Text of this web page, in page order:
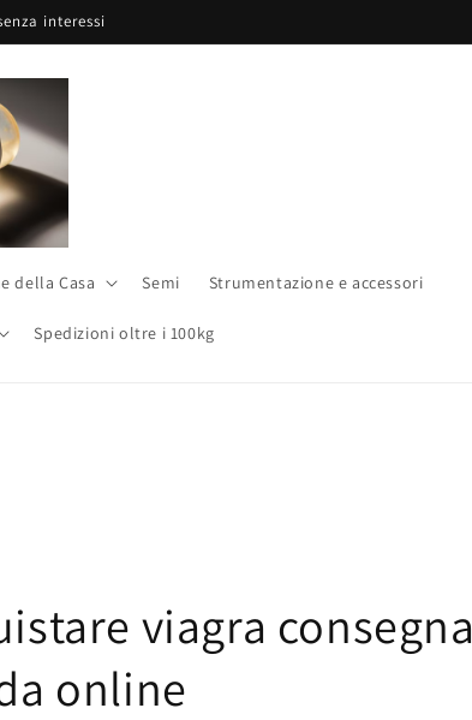
interessi
della Casa Semi Strumentazione e accessori
Spedizioni oltre i 100kg
viagra consegna
online